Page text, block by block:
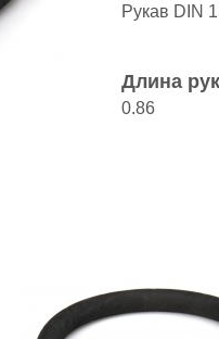
Рукав DIN
Длина
0.86